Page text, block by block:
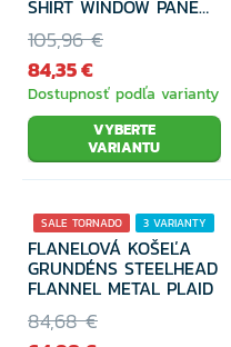
SHIRT WINDOW PANE
LAUREL WREATH
105,96 €
84,35 €
Dostupnosť podľa varianty
VYBERTE
VARIANTU
SALE TORNADO
3 VARIANTY
23% ZĽAVA
FLANELOVÁ KOŠEĽA
GRUNDÉNS STEELHEAD
FLANNEL METAL PLAID
84,68 €